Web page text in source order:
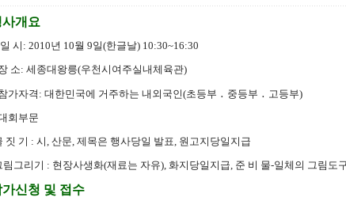
사개요
시: 2010년 10월 9일(한글날) 10:30~16:30
소: 세종대왕릉(우천시여주실내체육관)
가자격: 대한민국에 거주하는 내외국인(초등부 ․ 중등부 ․ 고등부)
회부문
짓 기 : 시, 산문, 제목은 행사당일 발표, 원고지당일지급
림그리기 : 현장사생화(재료는 자유), 화지당일지급, 준 비 물-일체의 그림도
가신청 및 접수